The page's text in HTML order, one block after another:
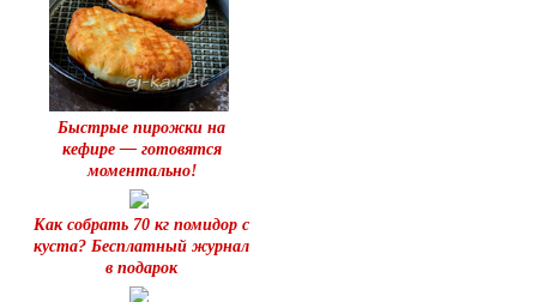
Быстрые пирожки на
кефире — готовятся
моментально!
Как собрать 70 кг помидор с
куста? Бесплатный журнал
в подарок